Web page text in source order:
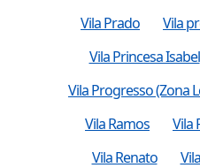
Vila Prado
Vila
Vila Princesa Isabel
Vila Progresso (Zona
Vila Ramos
Vila
Vila Renato